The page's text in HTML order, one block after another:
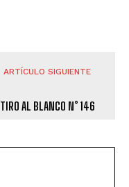
ARTÍCULO SIGUIENTE
TIRO AL BLANCO N° 146